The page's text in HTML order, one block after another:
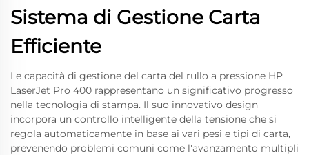
Sistema di Gestione Carta
Efficiente
Le capacità di gestione del carta del rullo a pressione HP
LaserJet Pro 400 rappresentano un significativo progresso
nella tecnologia di stampa. Il suo innovativo design
incorpora un controllo intelligente della tensione che si
regola automaticamente in base ai vari pesi e tipi di carta,
prevenendo problemi comuni come l'avanzamento multipli